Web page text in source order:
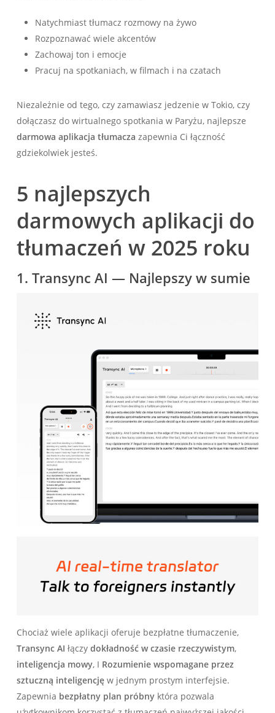
Natychmiast tłumacz rozmowy na żywo
Rozpoznawać wiele akcentów
Zachowaj ton i emocje
Pracuj na spotkaniach, w filmach i na czatach
Niezależnie od tego, czy zamawiasz jedzenie w Tokio, czy
dołączasz do wirtualnego spotkania w Paryżu, najlepsze
darmowa aplikacja tłumacza zapewnia Ci łączność
gdziekolwiek jesteś.
5 najlepszych
darmowych aplikacji do
tłumaczeń w 2025 roku
1. Transync AI — Najlepszy w sumie
Chociaż wiele aplikacji oferuje bezpłatne tłumaczenie,
Transync AI łączy dokładność w czasie rzeczywistym,
inteligencja mowy, I Rozumienie wspomagane przez
sztuczną inteligencjęw jednym prostym interfejsie.
Zapewnia bezpłatny plan próbnyktóra pozwala